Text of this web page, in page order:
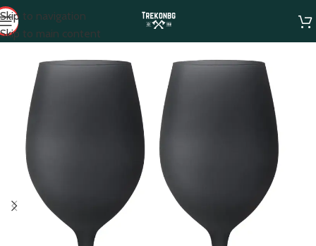
Skip to navigation
Skip to main content